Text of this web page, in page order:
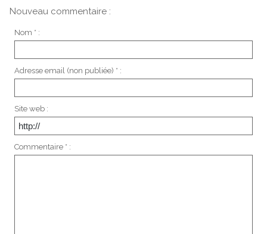
Nouveau commentaire :
Nom * :
Adresse email (non publiée) * :
Site web :
Commentaire * :